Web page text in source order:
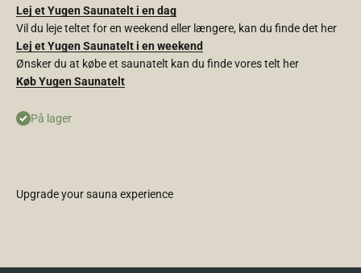
Lej et Yugen Saunatelt i en dag
Vil du leje teltet for en weekend eller længere, kan du finde det her
Lej et Yugen Saunatelt i en weekend
Ønsker du at købe et saunatelt kan du finde vores telt her
Køb Yugen Saunatelt
På lager
Upgrade your sauna experience